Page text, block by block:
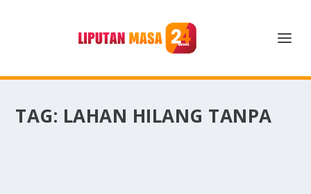
TAG: LAHAN HILANG TANPA